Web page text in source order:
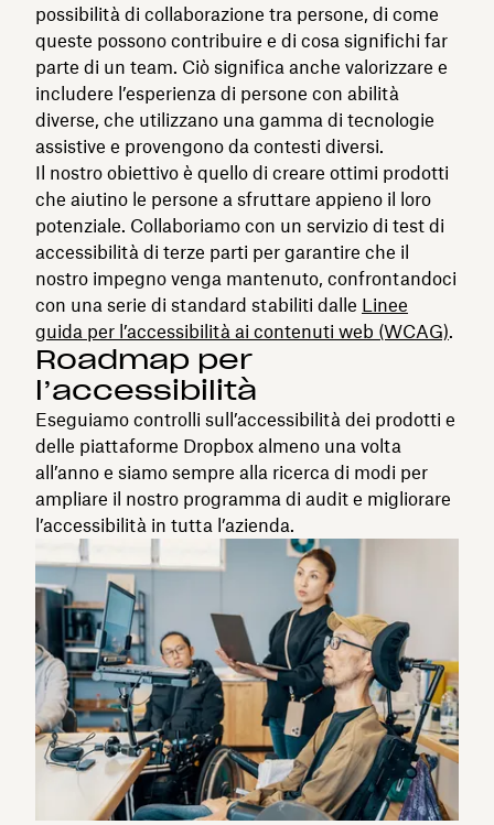
possibilità di collaborazione tra persone, di come
queste possono contribuire e di cosa significhi far
parte di un team. Ciò significa anche valorizzare e
includere l’esperienza di persone con abilità
diverse, che utilizzano una gamma di tecnologie
assistive e provengono da contesti diversi.
Il nostro obiettivo è quello di creare ottimi prodotti
che aiutino le persone a sfruttare appieno il loro
potenziale. Collaboriamo con un servizio di test di
accessibilità di terze parti per garantire che il
nostro impegno venga mantenuto, confrontandoci
con una serie di standard stabiliti dalle Linee
guida per l’accessibilità ai contenuti web (WCAG).
Roadmap per
l’accessibilità
Eseguiamo controlli sull’accessibilità dei prodotti e
delle piattaforme Dropbox almeno una volta
all’anno e siamo sempre alla ricerca di modi per
ampliare il nostro programma di audit e migliorare
l’accessibilità in tutta l’azienda.